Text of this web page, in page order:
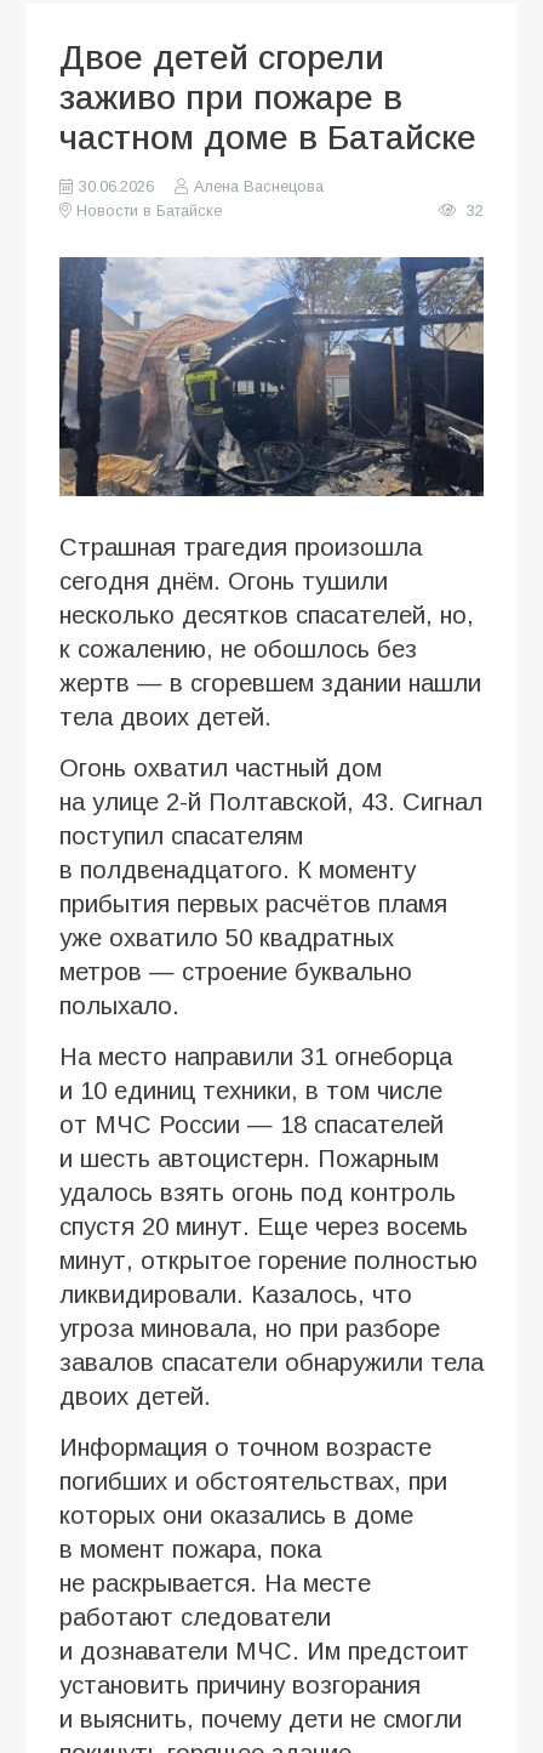
Двое детей сгорели
заживо при пожаре в
частном доме в Батайске
30.06.2026
Алена Васнецова
Новости в Батайске
32
Страшная трагедия произошла
сегодня днём. Огонь тушили
несколько десятков спасателей, но,
к сожалению, не обошлось без
жертв — в сгоревшем здании нашли
тела двоих детей.
Огонь охватил частный дом
на улице 2-й Полтавской, 43. Сигнал
поступил спасателям
в полдвенадцатого. К моменту
прибытия первых расчётов пламя
уже охватило 50 квадратных
метров — строение буквально
полыхало.
На место направили 31 огнеборца
и 10 единиц техники, в том числе
от МЧС России — 18 спасателей
и шесть автоцистерн. Пожарным
удалось взять огонь под контроль
спустя 20 минут. Еще через восемь
минут, открытое горение полностью
ликвидировали. Казалось, что
угроза миновала, но при разборе
завалов спасатели обнаружили тела
двоих детей.
Информация о точном возрасте
погибших и обстоятельствах, при
которых они оказались в доме
в момент пожара, пока
не раскрывается. На месте
работают следователи
и дознаватели МЧС. Им предстоит
установить причину возгорания
и выяснить, почему дети не смогли